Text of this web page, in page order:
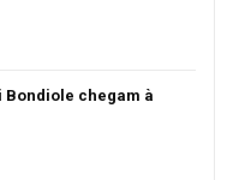
Bondiole chegam à